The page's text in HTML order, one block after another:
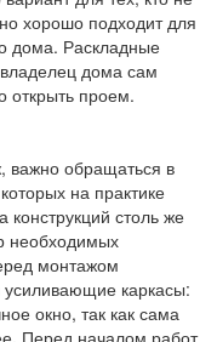
хорошо подходит для
дома. Раскладные
владелец дома сам
открыть проем.
важно обращаться в
на практике
конструкций столь же
необходимых
монтажом
каркасы:
окно, так как сама
Перед началом работ